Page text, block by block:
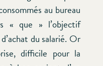
au bureau
« que » l’objectif
du salarié. Or
difficile pour la